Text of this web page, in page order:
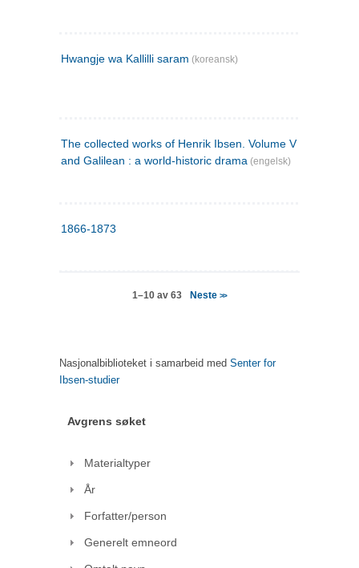
Hwangje wa Kallilli saram (koreansk)
The collected works of Henrik Ibsen. Volume V : Emperor
and Galilean : a world-historic drama (engelsk)
1866-1873
1–10 av 63 Neste>>
Nasjonalbiblioteket i samarbeid med Senter for
Ibsen-studier
Avgrens søket
Materialtyper
År
Forfatter/person
Generelt emneord